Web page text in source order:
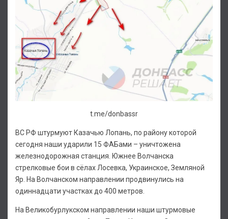
t.me/donbassr
ВС РФ штурмуют Казачью Лопань, по району которой
сегодня наши ударили 15 ФАБами – уничтожена
железнодорожная станция. Южнее Волчанска
стрелковые бои в сёлах Лосевка, Украинское, Земляной
Яр. На Волчанском направлении продвинулись на
одиннадцати участках до 400 метров.
На Великобурлукском направлении наши штурмовые